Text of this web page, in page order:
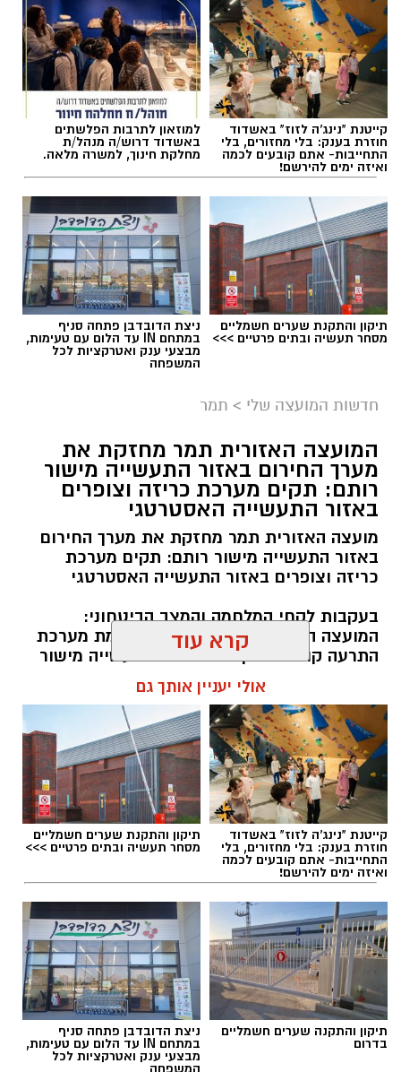
קייטנת "נינג'ה לזוז" באשדוד
חוזרת בענק: בלי מחזורים, בלי
התחייבות- אתם קובעים לכמה
ואיזה ימים להירשם!
למוזאון לתרבות הפלשתים
באשדוד דרוש/ה מנהל/ת
מחלקת חינוך, למשרה מלאה.
תיקון והתקנת שערים חשמליים
מסחר תעשיה ובתים פרטיים >>>
ניצת הדובדבן פתחה סניף
במתחם IN עד הלום עם טעימות,
מבצעי ענק ואטרקציות לכל
המשפחה
חדשות המועצה שלי > תמר
המועצה האזורית תמר מחזקת את
מערך החירום באזור התעשייה מישור
רותם: תקים מערכת כריזה וצופרים
באזור התעשייה האסטרטגי
מועצה האזורית תמר מחזקת את מערך החירום
באזור התעשייה מישור רותם: תקים מערכת
כריזה וצופרים באזור התעשייה האסטרטגי
בעקבות לקחי המלחמה והמצב הביטחוני:
המועצה האזורית תמר משקיעה בהקמת מערכת
התרעה קולית מתקדמת באזור התעשייה מישור
רותם, שבו פועלים מדי יום אלפי עובדים
וממוקמים מפעלי תעשייה חיוניים למשק הישראלי
להאזנה לתוכן:
אלדה נתנאל / 09:06 09.08.26
תגים:מועצה האזורית תמר
קרא עוד
אולי יעניין אותך גם
קייטנת "נינג'ה לזוז" באשדוד
חוזרת בענק: בלי מחזורים, בלי
התחייבות- אתם קובעים לכמה
ואיזה ימים להירשם!
תיקון והתקנת שערים חשמליים
מסחר תעשיה ובתים פרטיים >>>
תיקון והתקנה שערים חשמליים
בדרום
ניצת הדובדבן פתחה סניף
במתחם IN עד הלום עם טעימות,
מבצעי ענק ואטרקציות לכל
המשפחה